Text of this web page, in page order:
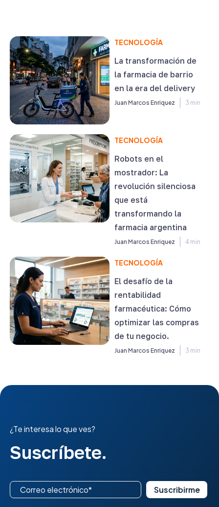
TECNOLOGÍA
La transformación de
la farmacia de barrio
en la era del delivery
Juan Marcos Enriquez 3 min
TECNOLOGÍA
Robots en el
mostrador: La
revolución silenciosa
que está
transformando la
farmacia argentina
Juan Marcos Enriquez 4 min
TECNOLOGÍA
El desafío de la
rentabilidad
farmacéutica: Cómo
optimizar las compras
de tu negocio.
Juan Marcos Enriquez 3 min
¿Te interesa lo que ves?
Suscríbete.